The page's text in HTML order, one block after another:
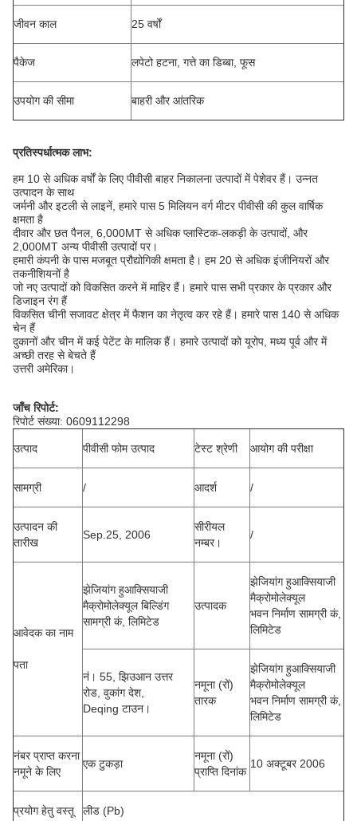
जीवन काल 25 वर्षों
पैकेज लपेटो हटना, गत्ते का डिब्बा, फूस
उपयोग की सीमा बाहरी और आंतरिक
प्रतिस्पर्धात्मक लाभ:
हम 10 से अधिक वर्षों के लिए पीवीसी बाहर निकालना उत्पादों में पेशेवर हैं। उन्नत
उत्पादन के साथ
जर्मनी और इटली से लाइनें, हमारे पास 5 मिलियन वर्ग मीटर पीवीसी की कुल वार्षिक
क्षमता है
दीवार और छत पैनल, 6,000MT से अधिक प्लास्टिक-लकड़ी के उत्पादों, और
2,000MT अन्य पीवीसी उत्पादों पर।
हमारी कंपनी के पास मजबूत प्रौद्योगिकी क्षमता है। हम 20 से अधिक इंजीनियरों और
तकनीशियनों है
जो नए उत्पादों को विकसित करने में माहिर हैं। हमारे पास सभी प्रकार के प्रकार और
डिजाइन रंग हैं
विकसित चीनी सजावट क्षेत्र में फैशन का नेतृत्व कर रहे हैं। हमारे पास 140 से अधिक
चेन हैं
दुकानों और चीन में कई पेटेंट के मालिक हैं। हमारे उत्पादों को यूरोप, मध्य पूर्व और में
अच्छी तरह से बेचते हैं
उत्तरी अमेरिका।
जाँच रिपोर्ट:
रिपोर्ट संख्या: 0609112298
उत्पाद पीवीसी फोम उत्पाद टेस्ट श्रेणी आयोग की परीक्षा
सामग्री / आदर्श /
उत्पादन की
तारीख
Sep.25, 2006
सीरीयल
नम्बर।
/
आवेदक का नाम
पता
झेजियांग हुआक्सियाजी
मैक्रोमोलेक्यूल बिल्डिंग
सामग्री कं, लिमिटेड
उत्पादक
झेजियांग हुआक्सियाजी
मैक्रोमोलेक्यूल
भवन निर्माण सामग्री कं,
लिमिटेड
नं। 55, झिउआन उत्तर
रोड, वुकांग देश,
Deqing टाउन।
नमूना (रों)
तारक
झेजियांग हुआक्सियाजी
मैक्रोमोलेक्यूल
भवन निर्माण सामग्री कं,
लिमिटेड
नंबर प्राप्त करना
नमूने के लिए
एक टुकड़ा
नमूना (रों)
प्राप्ति दिनांक
10 अक्टूबर 2006
प्रयोग हेतु वस्तू लीड (Pb)